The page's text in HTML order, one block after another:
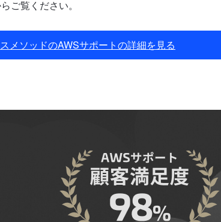
ご覧ください。
メソッドのAWSサポートの詳細を見る